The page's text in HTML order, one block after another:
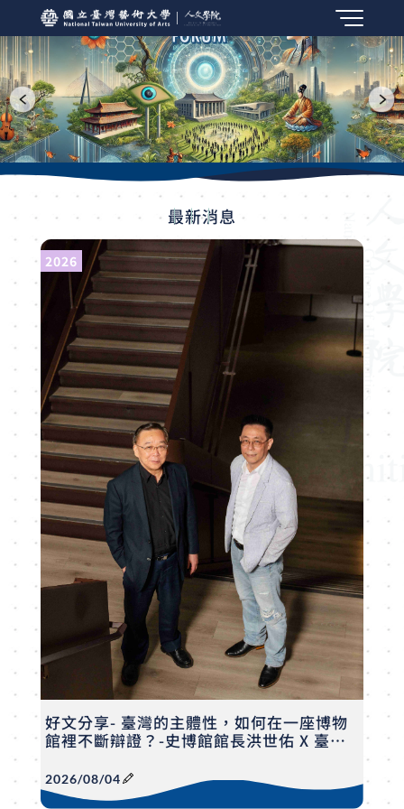
最新消息
2026
好文分享- 臺灣的主體性，如何在一座博物
館裡不斷辯證？-史博館館長洪世佑 X 臺藝
2026/08/04